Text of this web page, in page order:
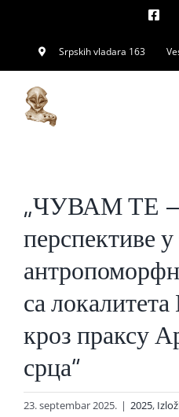
content
Srpskih vladara 163
„ЧУВАМ ТЕ –
перспективе
са
кроз праксу
срца”
23. septembar 2025. | 2025,